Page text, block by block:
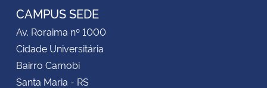
CAMPUS SEDE
Av. Roraima nº 1000
Cidade Universitária
Bairro Camobi
Santa Maria - RS